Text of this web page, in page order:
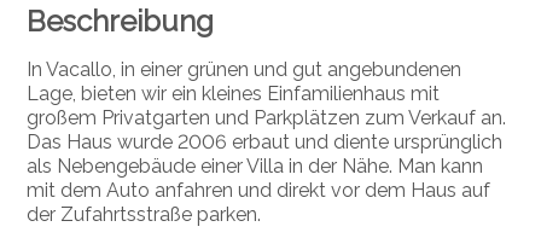
Beschreibung
In Vacallo, in einer grünen und gut angebundenen
Lage, bieten wir ein kleines Einfamilienhaus mit
großem Privatgarten und Parkplätzen zum Verkauf an.
Das Haus wurde 2006 erbaut und diente ursprünglich
als Nebengebäude einer Villa in der Nähe. Man kann
mit dem Auto anfahren und direkt vor dem Haus auf
der Zufahrtsstraße parken.